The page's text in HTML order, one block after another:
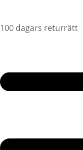
100 dagars returrätt